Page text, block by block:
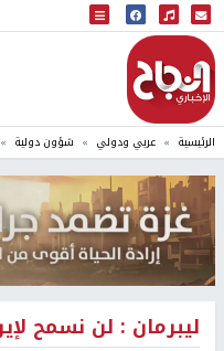
البث المباشر
إذاعة النجاح
الرئيسية عربي ودولي شؤون دولية
ليبرمان : لن نسمح